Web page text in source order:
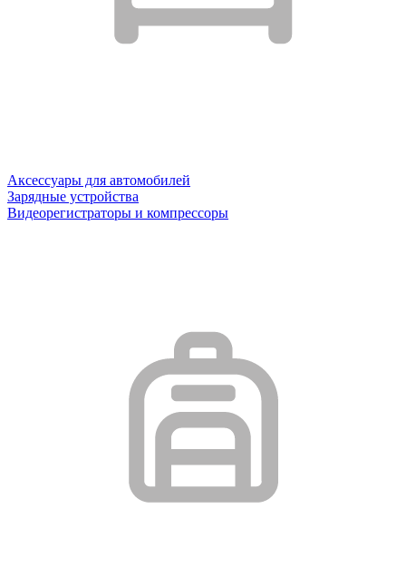
Аксессуары для автомобилей
Зарядные устройства
Видеорегистраторы и компрессоры